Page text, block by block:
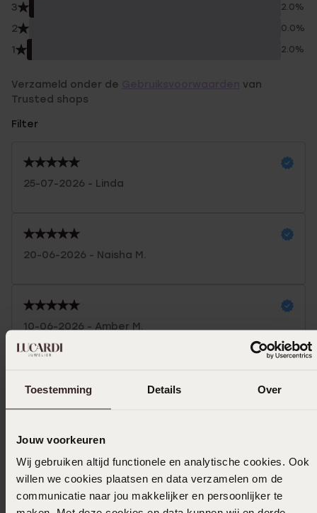
Toestemming Details Over
Jouw voorkeuren
Wij gebruiken altijd functionele en analytische cookies. Ook
willen we cookies plaatsen en data verzamelen om de
communicatie naar jou makkelijker en persoonlijker te
3 2.0%
2 0.0%
1 2.0%
Verzameld onder de
van
Trusted shops
Filter
25-07-2026 - Linda
20-06-2026 - Naisha M.
10-06-2026 - Amber M.
Mooie armband en stevig
Toon meer
Selecteer maat & bestel
Ook leuk voor jou